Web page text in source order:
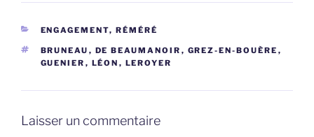
CATÉGORIES
ENGAGEMENT, RÉMÉRÉ
ÉTIQUETTES
BRUNEAU , DE BEAUMANOIR , GREZ-EN-BOUÈRE ,
GUENIER , LÉON , LEROYER
Laisser un commentaire